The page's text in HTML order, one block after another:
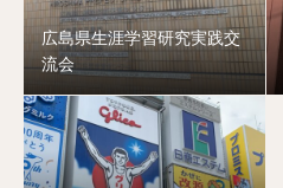
広島県生涯学習研究実践交
流会